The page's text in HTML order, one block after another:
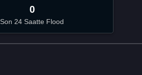
0
Son 24 Saatte Flood